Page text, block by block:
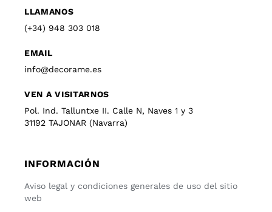
LLAMANOS
(+34) 948 303 018
EMAIL
info@decorame.es
VEN A VISITARNOS
Pol. Ind. Talluntxe II. Calle N, Naves 1 y 3
31192 TAJONAR (Navarra)
INFORMACIÓN
Aviso legal y condiciones generales de uso del sitio
web